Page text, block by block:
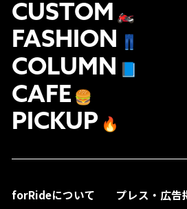
CUSTOM 🏍
FASHION 👖
COLUMN
CAFE 🍔
PICKUP 🔥
forRideについて
プレス・広告